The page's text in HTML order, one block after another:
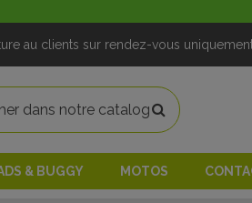
au clients sur rendez-vous
& BUGGY MOTOS